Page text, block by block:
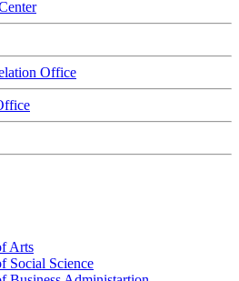
Office
Arts
Social Science